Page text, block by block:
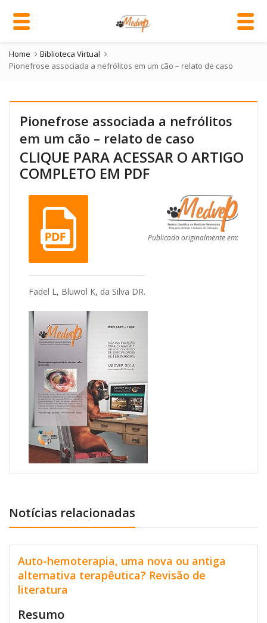
Home
Biblioteca Virtual
Pionefrose associada a nefrólitos em um cão – relato de caso
Pionefrose associada a nefrólitos
em um cão – relato de caso
CLIQUE PARA ACESSAR O ARTIGO
COMPLETO EM PDF
Fadel L, Bluwol K, da Silva DR.
Publicado originalmente em:
Notícias relacionadas
Auto-hemoterapia, uma nova ou antiga
alternativa terapêutica? Revisão de
literatura
Resumo